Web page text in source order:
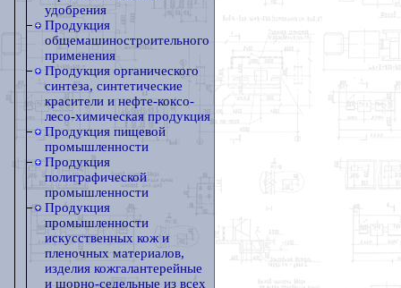
удобрения
Продукция
общемашиностроительного
применения
Продукция органического
синтеза, синтетические
красители и нефте-коксо-
лесо-химическая продукция
Продукция пищевой
промышленности
Продукция
полиграфической
промышленности
Продукция
промышленности
искусственных кож и
пленочных материалов,
изделия кожгалантерейные
и шорно-седельные из всех